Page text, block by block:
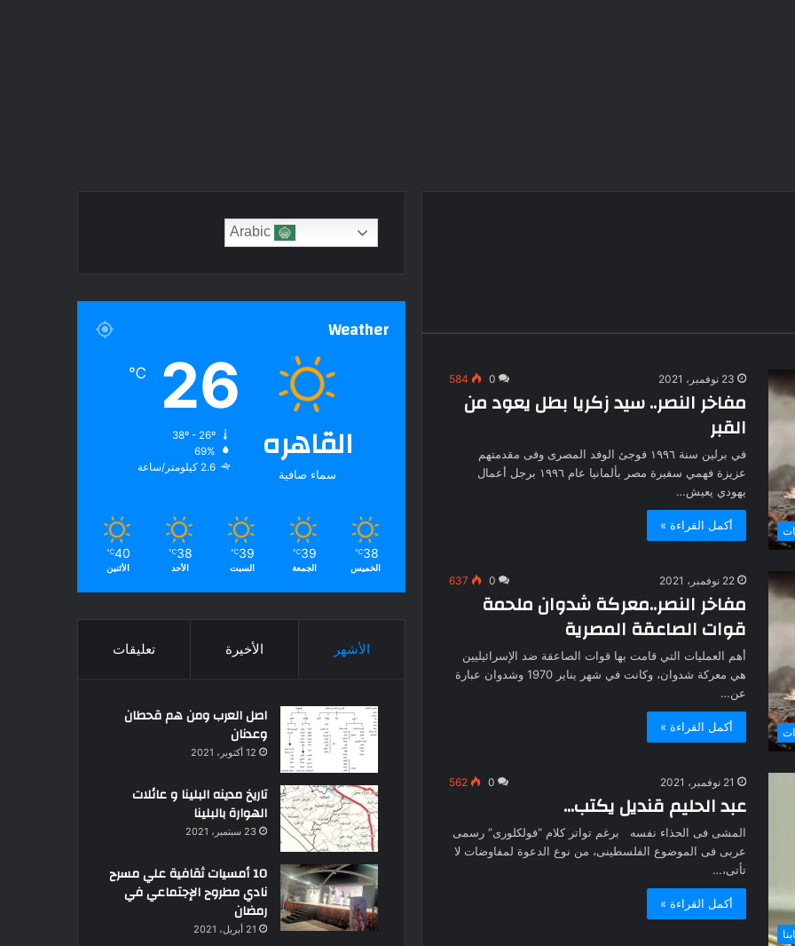
23 نوفمبر، 2021 0
584
مفاخر النصر.. سيد زكريا بطل يعود من
القبر
في برلين سنة ١٩٩٦ فوجئ الوفد المصرى وفى مقدمتهم
عزيزة فهمي سفيرة مصر بألمانيا عام ١٩٩٦ برجل أعمال
يهودي يعيش…
أكمل القراءة »
22 نوفمبر، 2021 0
637
مفاخر النصر..معركة شدوان ملحمة
قوات الصاعقة المصرية
أهم العمليات التي قامت بها قوات الصاعقة ضد الإسرائيليين
هي معركة شدوان، وكانت في شهر يناير 1970 وشدوان عبارة
عن…
أكمل القراءة »
21 نوفمبر، 2021 0
562
عبد الحليم قنديل يكتب…
المشى فى الحذاء نفسه برغم تواتر كلام “فولكلورى” رسمى
عربى فى الموضوع الفلسطينى، من نوع الدعوة لمفاوضات لا
تأتى،…
أكمل القراءة »
Arabic
Weather
القاهره
سماء صافية
26
℃
69%
2.6 كيلومتر/ساعة
38
℃
الخميس
39
℃
الجمعة
39
℃
السبت
38
℃
الأحد
40
℃
الأثنين
الأشهر الأخيرة تعليقات
اصل العرب ومن هم قحطان
وعدنان
12 أكتوبر، 2021
تاريخ مدينه البلينا و عائلات
الهوارة بالبلينا
23 سبتمبر، 2021
10 أمسيات ثقافية علي مسرح
نادي مطروح الإجتماعي في
رمضان
21 أبريل، 2021